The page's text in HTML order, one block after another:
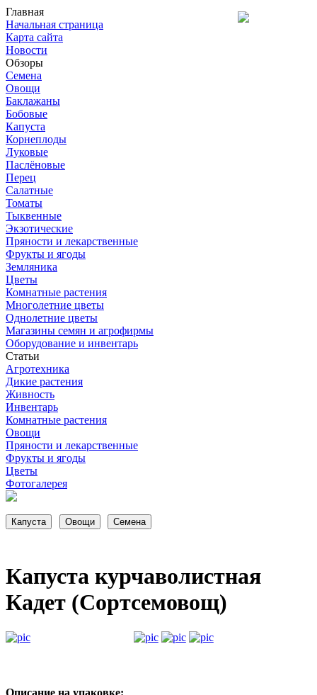
Главная
Начальная страница
Карта сайта
Новости
Обзоры
Семена
Овощи
Баклажаны
Бобовые
Капуста
Корнеплоды
Луковые
Паслёновые
Перец
Салатные
Томаты
Тыквенные
Экзотические
Пряности и лекарственные
Фрукты и ягоды
Земляника
Цветы
Комнатные растения
Многолетние цветы
Однолетние цветы
Магазины семян и агрофирмы
Оборудование и инвентарь
Статьи
Агротехника
Дикие растения
Живность
Инвентарь
Комнатные растения
Овощи
Пряности и лекарственные
Фрукты и ягоды
Цветы
Фотогалерея
Капуста курчаволистная
Кадет (Сортсемовощ)
Описание на упаковке: